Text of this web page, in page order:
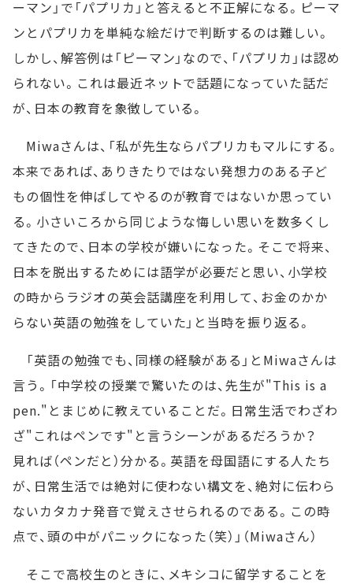
ーマン」で「パプリカ」と答えると不正解になる。ピーマ
ンとパプリカを単純な絵だけで判断するのは難しい。
しかし、解答例は「ピーマン」なので、「パプリカ」は認め
られない。これは最近ネットで話題になっていた話だ
が、日本の教育を象徴している。
Miwaさんは、「私が先生ならパプリカもマルにする。
本来であれば、ありきたりではない発想力のある子ど
もの個性を伸ばしてやるのが教育ではないか思ってい
る。小さいころから同じような悔しい思いを数多くし
てきたので、日本の学校が嫌いになった。そこで将来、
日本を脱出するためには語学が必要だと思い、小学校
の時からラジオの英会話講座を利用して、お金のかか
らない英語の勉強をしていた」と当時を振り返る。
「英語の勉強でも、同様の経験がある」とMiwaさんは
言う。「中学校の授業で驚いたのは、先生が"This is a
pen."とまじめに教えていることだ。日常生活でわざわ
ざ"これはペンです"と言うシーンがあるだろうか？
見れば（ペンだと）分かる。英語を母国語にする人たち
が、日常生活では絶対に使わない構文を、絶対に伝わら
ないカタカナ発音で覚えさせられるのである。この時
点で、頭の中がパニックになった（笑）」（Miwaさん）
そこで高校生のときに、メキシコに留学することを